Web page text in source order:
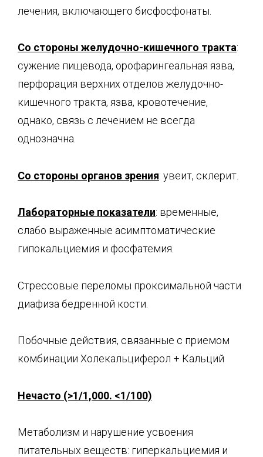
лечения, включающего бисфосфонаты.
Со стороны желудочно-кишечного тракта:
сужение пищевода, орофарингеальная язва,
перфорация верхних отделов желудочно-
кишечного тракта, язва, кровотечение,
однако, связь с лечением не всегда
однозначна.
Со стороны органов зрения: увеит, склерит.
Лабораторные показатели: временные,
слабо выраженные асимптоматические
гипокальциемия и фосфатемия.
Стрессовые переломы проксимальной части
диафиза бедренной кости.
Побочные действия, связанные с приемом
комбинации Холекальциферол + Кальций
Нечасто (>1/1,000. <1/100)
Метаболизм и нарушение усвоения
питательных веществ: гиперкальциемия и